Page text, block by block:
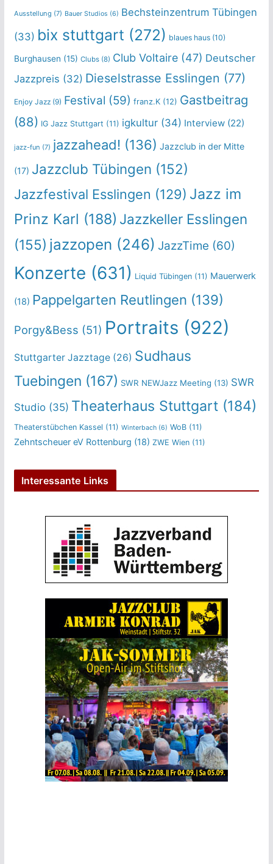
Ausstellung (7) Bauer Studios (6) Bechsteinzentrum Tübingen
(33) bix stuttgart (272) blaues haus(10)
Burghausen (15) Clubs(8) Club Voltaire(47) Deutscher
Jazzpreis (32) Dieselstrasse Esslingen (77)
Enjoy Jazz(9) Festival (59) franz.K(12) Gastbeitrag
(88) IG Jazz Stuttgart (11) igkultur(34) Interview(22)
jazz-fun (7) jazzahead! (136) Jazzclub in der Mitte
(17) Jazzclub Tübingen (152)
Jazzfestival Esslingen (129) Jazz im
Prinz Karl (188) Jazzkeller Esslingen
(155) jazzopen (246) JazzTime (60)
Konzerte (631) Liquid Tübingen(11) Mauerwerk
(18) Pappelgarten Reutlingen (139)
Porgy&Bess (51) Portraits (922)
Stuttgarter Jazztage(26) Sudhaus
Tuebingen (167) SWR NEWJazz Meeting (13) SWR
Studio(35) Theaterhaus Stuttgart(184)
Theaterstübchen Kassel (11) Winterbach(6) WoB(11)
Zehntscheuer eV Rottenburg (18) ZWE Wien(11)
Interessante Links